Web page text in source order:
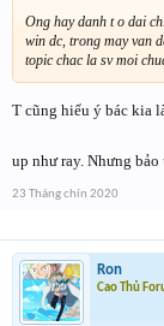
Ong hay danh t o dai
win dc, trong may van
topic chac la sv moi
T cũng hiểu ý bác kia
up như ray. Nhưng
23 Tháng chín 2020
Ron
Cao Thủ